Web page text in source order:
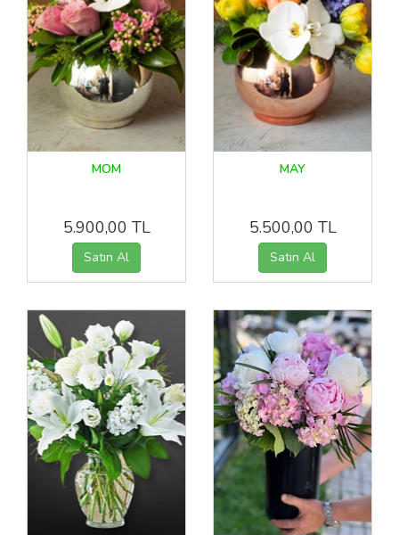
MOM
5.900,00 TL
MAY
5.500,00 TL